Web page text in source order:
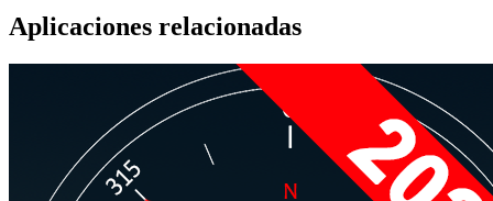
Aplicaciones relacionadas